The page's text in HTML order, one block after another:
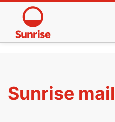
Sunrise mail